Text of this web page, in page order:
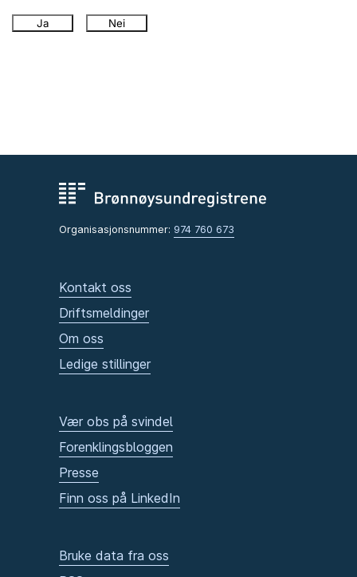
Ja Nei
Organisasjonsnummer: 974 760 673
Kontakt oss
Driftsmeldinger
Om oss
Ledige stillinger
Vær obs på svindel
Forenklingsbloggen
Presse
Finn oss på LinkedIn
Bruke data fra oss